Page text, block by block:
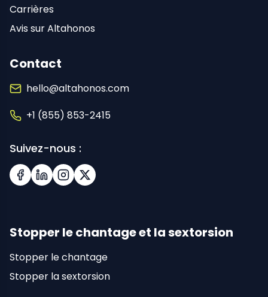
Carrières
Avis sur Altahonos
Contact
hello@altahonos.com
+1 (855) 853-2415
Suivez-nous :
Facebook
LinkedInInstagramX (Twitter)
Stopper le chantage et la sextorsion
Stopper le chantage
Stopper la sextorsion